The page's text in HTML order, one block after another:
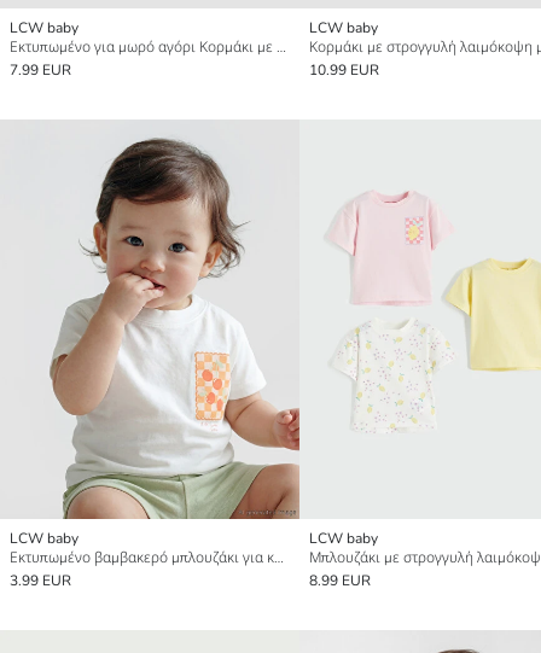
LCW baby
Εκτυπωμένο για μωρό αγόρι Κορμάκι με κουμπιά 2 Πακέτα
7.99 EUR
LCW baby
10.99 EUR
LCW baby
Εκτυπωμένο βαμβακερό μπλουζάκι για κοριτσάκια.
3.99 EUR
LCW baby
8.99 EUR